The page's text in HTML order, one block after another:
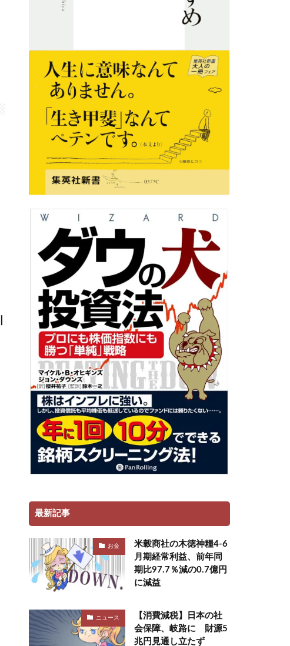
最新記事
お金
米穀商社の木徳神糧4-6
月期経常利益、前年同
期比97.7％減の0.7億円
に減益
ニュース
【消費減税】日本の社
会保障、岐路に 財源5
兆円見通し立たず